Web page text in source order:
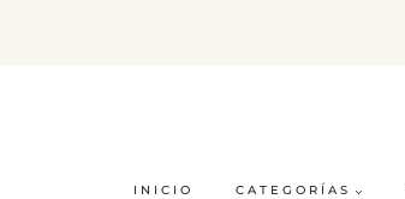
INICIO CATEGORÍAS